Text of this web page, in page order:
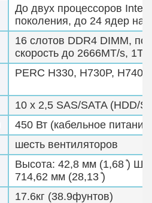
До двух процессоров
поколения, до 24 ядер на
16 слотов DDR4 DIMM,
скорость до 2666MT/s,
PERC H330, H730P,
10 x 2,5 SAS/SATA (HDD/
450 Вт (кабельное
шесть вентиляторов
Высота: 42,8 мм (1,68 ̊)
714,62 мм (28,13 ̊)
17.6кг (38.9фунтов)